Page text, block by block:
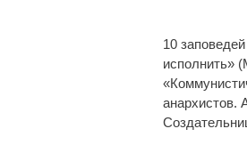
10
исполнить»
анархистов.